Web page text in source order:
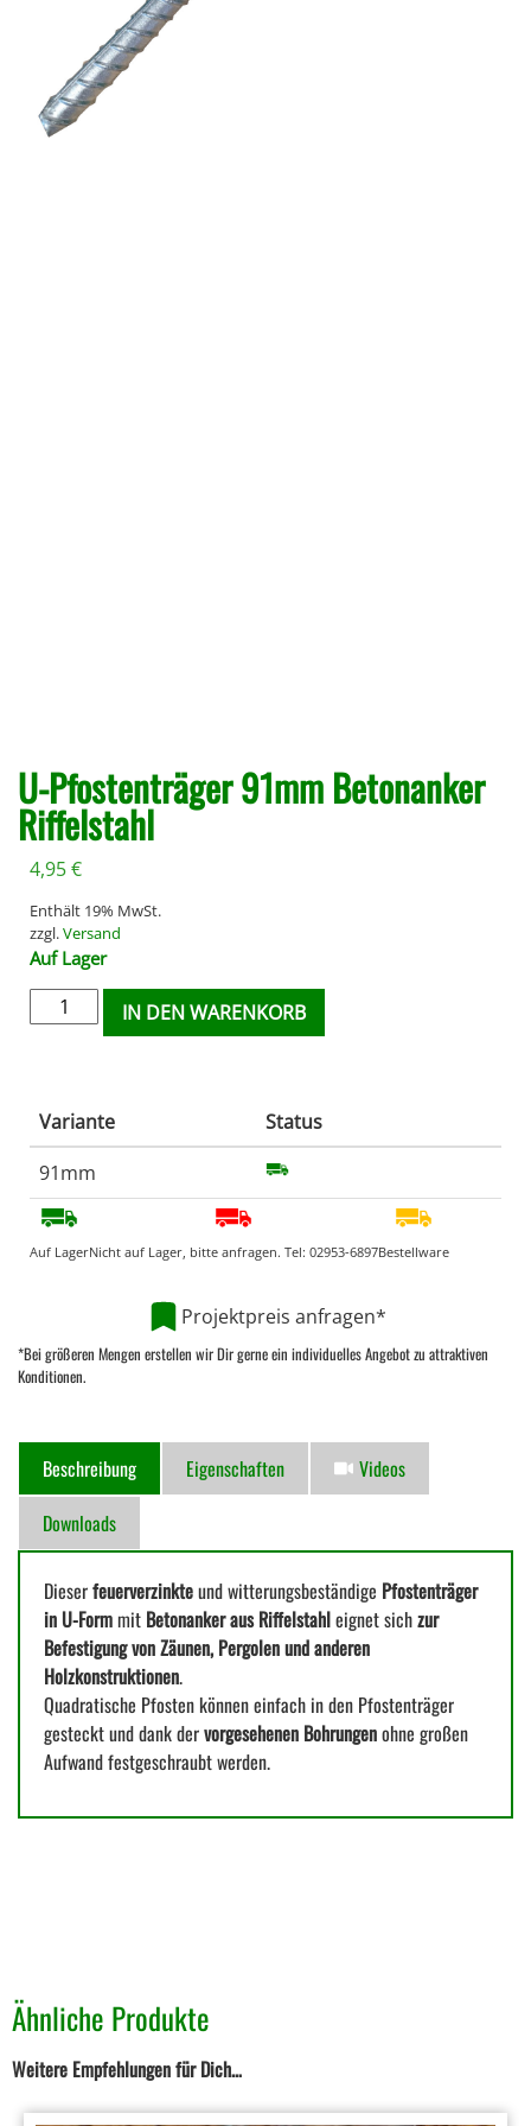
U-Pfostenträger 91mm Betonanker
Riffelstahl
4,95€
Enthält 19% MwSt.
zzgl.Versand
Auf Lager
IN DEN WARENKORB
Variante
Status
91mm
Auf LagerNicht auf Lager, bitte anfragen. Tel: 02953-6897Bestellware
Projektpreis anfragen*
*Bei größeren Mengen erstellen wir Dir gerne ein individuelles Angebot zu attraktiven
Konditionen.
Beschreibung Eigenschaften
Videos
Downloads
Dieserfeuerverzinkteund witterungsbeständige Pfostenträger
in U-Formmit Betonanker aus Riffelstahleignet sichzur
Befestigung von Zäunen, Pergolen und anderen
Holzkonstruktionen.
Quadratische Pfosten können einfach in den Pfostenträger
gesteckt und dank dervorgesehenen Bohrungenohne großen
Aufwand festgeschraubt werden.
Ähnliche Produkte
Weitere Empfehlungen für Dich…